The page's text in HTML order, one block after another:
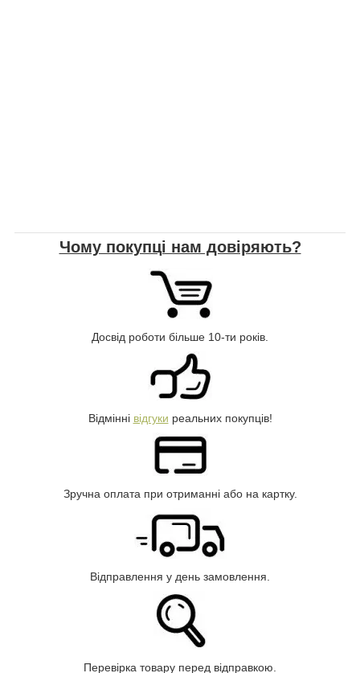
Чому покупці нам довіряють?
Досвід роботи більше 10-ти років.
Відмінні відгуки реальних покупців!
Зручна оплата при отриманні або на картку.
Відправлення у день замовлення.
Перевірка товару перед відправкою.